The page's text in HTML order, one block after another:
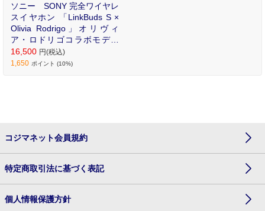
ソニー SONY 完全ワイヤレ
スイヤホン 「LinkBuds S ×
Olivia Rodrigo」オリヴィ
ア・ロドリゴコラボモデル
バイオレット WF-LS900NV
C
16,500 円(税込)
1,650 ポイント (10%)
コジマネット会員規約
特定商取引法に基づく表記
個人情報保護方針